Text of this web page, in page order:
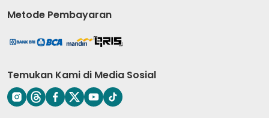
Metode Pembayaran
Temukan Kami di Media Sosial